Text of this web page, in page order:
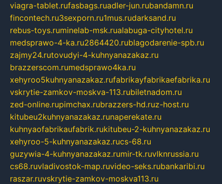
viagra-tablet.rufasbags.ruadler-jun.rubandamn.ru
fincontech.ru3sexporn.ru1mus.rudarksand.ru
rebus-toys.ruminelab-msk.rualabuga-cityhotel.ru
medsprawo-4-ka.ru2864420.rublagodarenie-spb.ru
zajmy24.rutovudyi-4-kuhnyanazakaz.ru
brazzerscom.rumedsprawo4ka.ru
xehyroo5kuhnyanazakaz.rufabrikayfabrikaefabrika.ru
vskrytie-zamkov-moskva-113.rubiletnadom.ru
zed-online.rupimchax.rubrazzers-hd.ruz-host.ru
kitubeu2kuhnyanazakaz.runaperekate.ru
kuhnyaofabrikaufabrik.rukitubeu-2-kuhnyanazakaz.ru
xehyroo-5-kuhnyanazakaz.rucs-68.ru
guzywia-4-kuhnyanazakaz.rumir-tk.ruvlknrussia.ru
cs68.ruvladivostok-map.ruvideo-seks.rubankaribi.ru
raszar.ruvskrytie-zamkov-moskva113.ru